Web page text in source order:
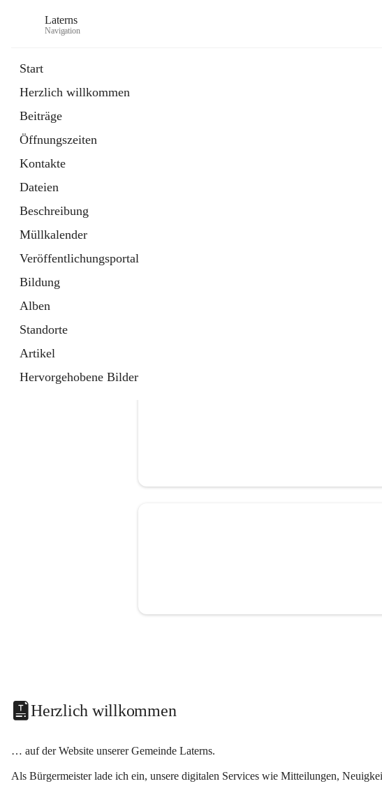
Laterns
Navigation
Start
Herzlich willkommen
Beiträge
Öffnungszeiten
Kontakte
Dateien
Beschreibung
Müllkalender
Veröffentlichungsportal
Bildung
Alben
Standorte
Artikel
Hervorgehobene Bilder
Herzlich willkommen
… auf der Website unserer Gemeinde Laterns.
Als Bürgermeister lade ich ein, unsere digitalen Services wie Mitteilungen,